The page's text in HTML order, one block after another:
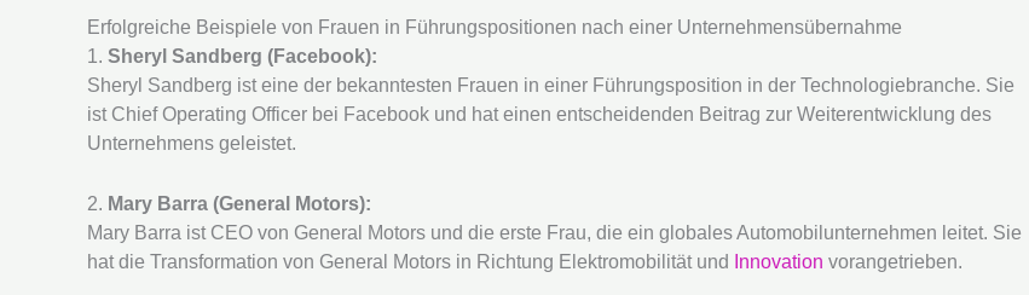
Erfolgreiche Beispiele von Frauen in Führungspositionen nach einer Unternehmensübernahme
1. Sheryl Sandberg (Facebook):
Sheryl Sandberg ist eine der bekanntesten Frauen in einer Führungsposition in der Technologiebranche. Sie
ist Chief Operating Officer bei Facebook und hat einen entscheidenden Beitrag zur Weiterentwicklung des
Unternehmens geleistet.
2. Mary Barra (General Motors):
Mary Barra ist CEO von General Motors und die erste Frau, die ein globales Automobilunternehmen leitet. Sie
hat die Transformation von General Motors in Richtung Elektromobilität und
Innovation vorangetrieben.